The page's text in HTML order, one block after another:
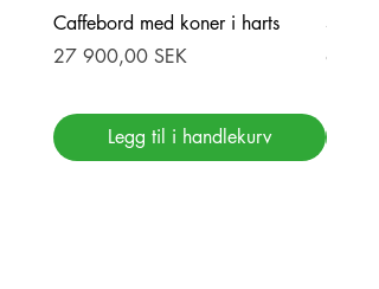
Caffebord med koner i harts
Pris
27 900,00 SEK
Legg til i handlekurv
Stor
Pris
69